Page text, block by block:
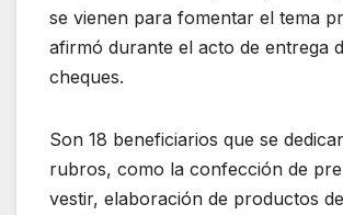
se vienen para fomentar el tema
afirmó durante el acto de entrega
cheques.
Son 18 beneficiarios que se
rubros, como la confección de
vestir, elaboración de productos